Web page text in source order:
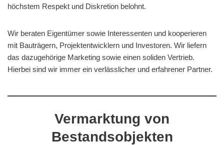
höchstem Respekt und Diskretion belohnt.
Wir beraten Eigentümer sowie Interessenten und kooperieren
mit Bauträgern, Projektentwicklern und Investoren. Wir liefern
das dazugehörige Marketing sowie einen soliden Vertrieb.
Hierbei sind wir immer ein verlässlicher und erfahrener Partner.
Vermarktung von
Bestandsobjekten